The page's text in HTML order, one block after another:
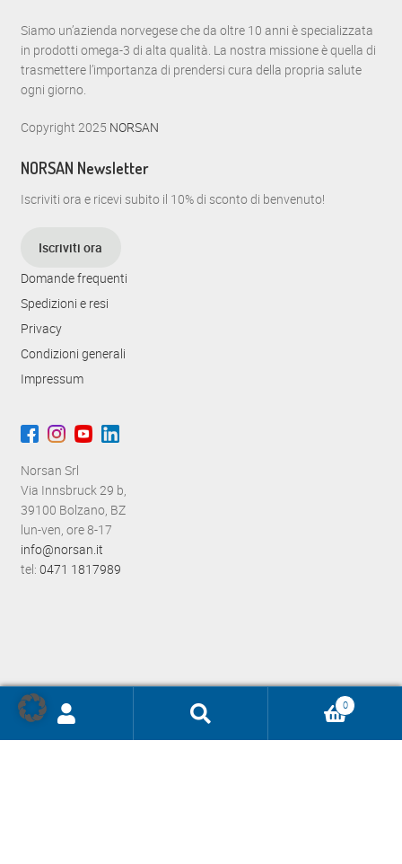
Siamo un’azienda norvegese che da oltre 10 anni è specializzata
in prodotti omega-3 di alta qualità. La nostra missione è quella di
trasmettere l’importanza di prendersi cura della propria salute
ogni giorno.
Copyright 2025 NORSAN
NORSAN Newsletter
Iscriviti ora e ricevi subito il 10% di sconto di benvenuto!
Iscriviti ora
Domande frequenti
Spedizioni e resi
Privacy
Condizioni generali
Impressum
Norsan Srl
Via Innsbruck 29 b,
39100 Bolzano, BZ
lun-ven, ore 8-17
info@norsan.it
tel: 0471 1817989
Ricerca
0